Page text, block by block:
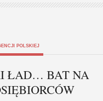
POLSKIEJ
ŁAD… BAT NA